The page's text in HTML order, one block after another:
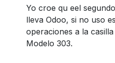
Yo croe qu eel
lleva Odoo, si no uso
operaciones a la
Modelo 303.